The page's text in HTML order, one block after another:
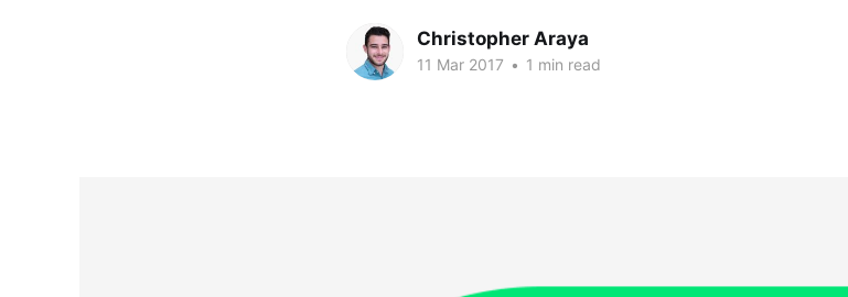
Christopher Araya
11 Mar 2017 • 1 min read